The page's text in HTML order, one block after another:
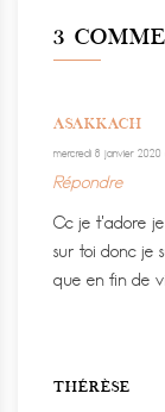
3
ASAKKACH
mercredi 8 janvier 2020
Répondre
Cc je t’adore
sur toi donc je
que en fin de
THÉRÈSE